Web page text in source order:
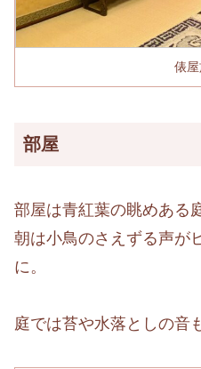
俵
部屋
部屋は青紅葉の眺めある
朝は小鳥のさえずる声が
に。
庭では苔や水落としの音